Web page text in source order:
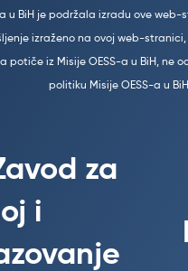
a u BiH je podržala izradu ove web-
izraženo na ovoj web-stranici,
potiče iz Misije OESS-a u BiH, ne
politiku Misije OESS-a u
za
i